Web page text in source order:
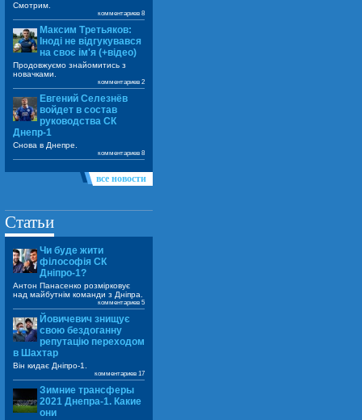
Смотрим.
комментариев 8
Максим Третьяков:
Іноді не відгукувався
на своє ім'я (+відео)
Продовжуємо знайомитись з
новачками.
комментариев 2
Евгений Селезнёв
войдет в состав
руководства СК
Днепр-1
Снова в Днепре.
комментариев 8
все новости
Статьи
Чи буде жити
філософія СК
Дніпро-1?
Антон Панасенко розмірковує
над майбутнім команди з Дніпра.
комментариев 5
Йовичевич знищує
свою бездоганну
репутацію переходом
в Шахтар
Він кидає Дніпро-1.
комментариев 17
Зимние трансферы
2021 Днепра-1. Какие
они